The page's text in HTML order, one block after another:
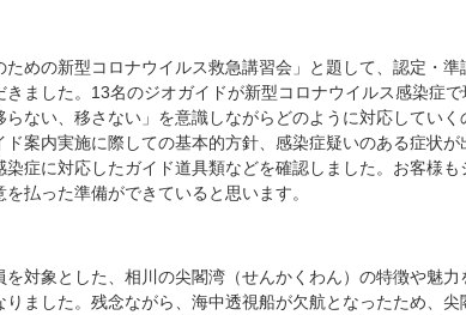
ための新型コロナウイルス救急講習会」と題して、認定・
きました。13名のジオガイドが新型コロナウイルス感染症
らない、移さない」を意識しながらどのように対応してい
ド案内実施に際しての基本的方針、感染症疑いのある症状
染症に対応したガイド道具類などを確認しました。お客様
払った準備ができていると思います。
を対象とした、相川の尖閣湾（せんかくわん）の特徴や魅
りました。残念ながら、海中透視船が欠航となったため、